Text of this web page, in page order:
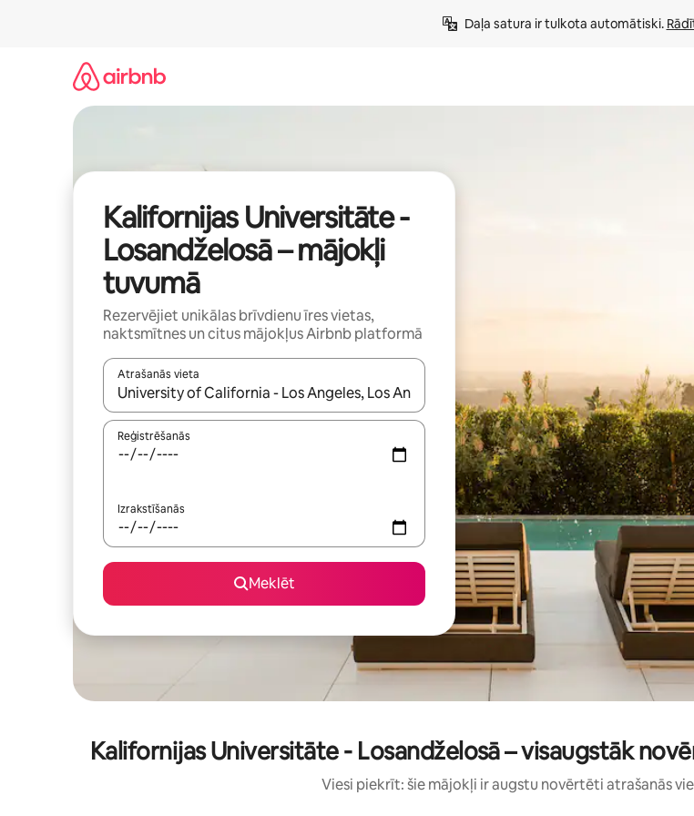
Daļa satura ir tulkota automātiski.
Kalifornijas Universitāte -
Losandželosā – mājokļi
tuvumā
Rezervējiet unikālas brīvdienu īres vietas,
naktsmītnes un citus mājokļus Airbnb platformā
Atrašanās vieta
Kad rezultāti kļūs pieejami, izmantojiet bultiņu uz augšu un uz leju vai izpētiet tos, pieskaroties
Reģistrēšanās
Izrakstīšanās
Meklēt
Kalifornijas Universitāte - Losandželosā – visaugstāk
Viesi piekrīt: šie mājokļi ir augstu novērtēti atrašanās